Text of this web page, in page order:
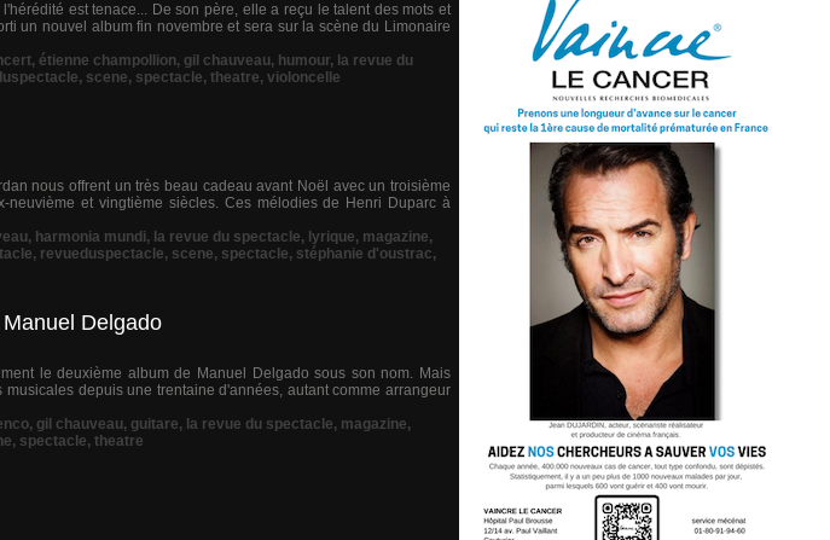
est tenace... De son père, elle a reçu le talent des mots et
un nouvel album fin novembre et sera sur la scène du Limonaire
, étienne champollion, gil chauveau, humour, la revue du
, scene, spectacle, theatre, violoncelle
nous offrent un très beau cadeau avant Noël avec un troisième
et vingtième siècles. Ces mélodies de Henri Duparc à
, harmonia mundi, la revue du spectacle, lyrique, magazine,
, revueduspectacle, scene, spectacle, stéphanie d'oustrac,
Delgado
le deuxième album de Manuel Delgado sous son nom. Mais
depuis une trentaine d'années, autant comme arrangeur
, gil chauveau, guitare, la revue du spectacle, magazine,
, spectacle, theatre